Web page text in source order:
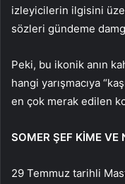
izleyicilerin ilgisini
sözleri gündeme
Peki, bu ikonik anın
hangi yarışmacıya
en çok merak edilen
SOMER ŞEF KİME VE
29 Temmuz tarihli